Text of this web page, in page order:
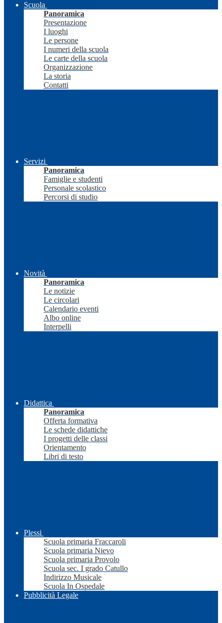
Scuola
Panoramica
Presentazione
I luoghi
Le persone
I numeri della scuola
Le carte della scuola
Organizzazione
La storia
Contatti
Servizi
Panoramica
Famiglie e studenti
Personale scolastico
Percorsi di studio
Novità
Panoramica
Le notizie
Le circolari
Calendario eventi
Albo online
Interpelli
Didattica
Panoramica
Offerta formativa
Le schede didattiche
I progetti delle classi
Orientamento
Libri di testo
Plessi
Scuola primaria Fraccaroli
Scuola primaria Nievo
Scuola primaria Provolo
Scuola sec. I grado Catullo
Indirizzo Musicale
Scuola In Ospedale
Pubblicità Legale